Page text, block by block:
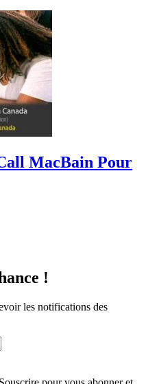
MacBain Pour
!
les notifications des